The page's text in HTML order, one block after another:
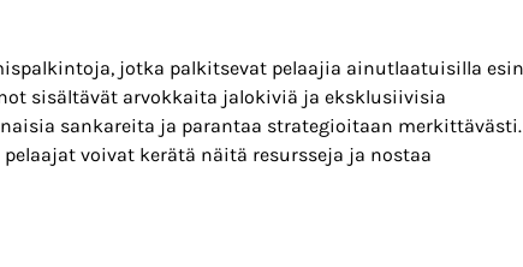
jotka palkitsevat pelaajia ainutlaatuisilla
sisältävät arvokkaita jalokiviä ja eksklusiivisia
sankareita ja parantaa strategioitaan merkittävästi.
voivat kerätä näitä resursseja ja nostaa